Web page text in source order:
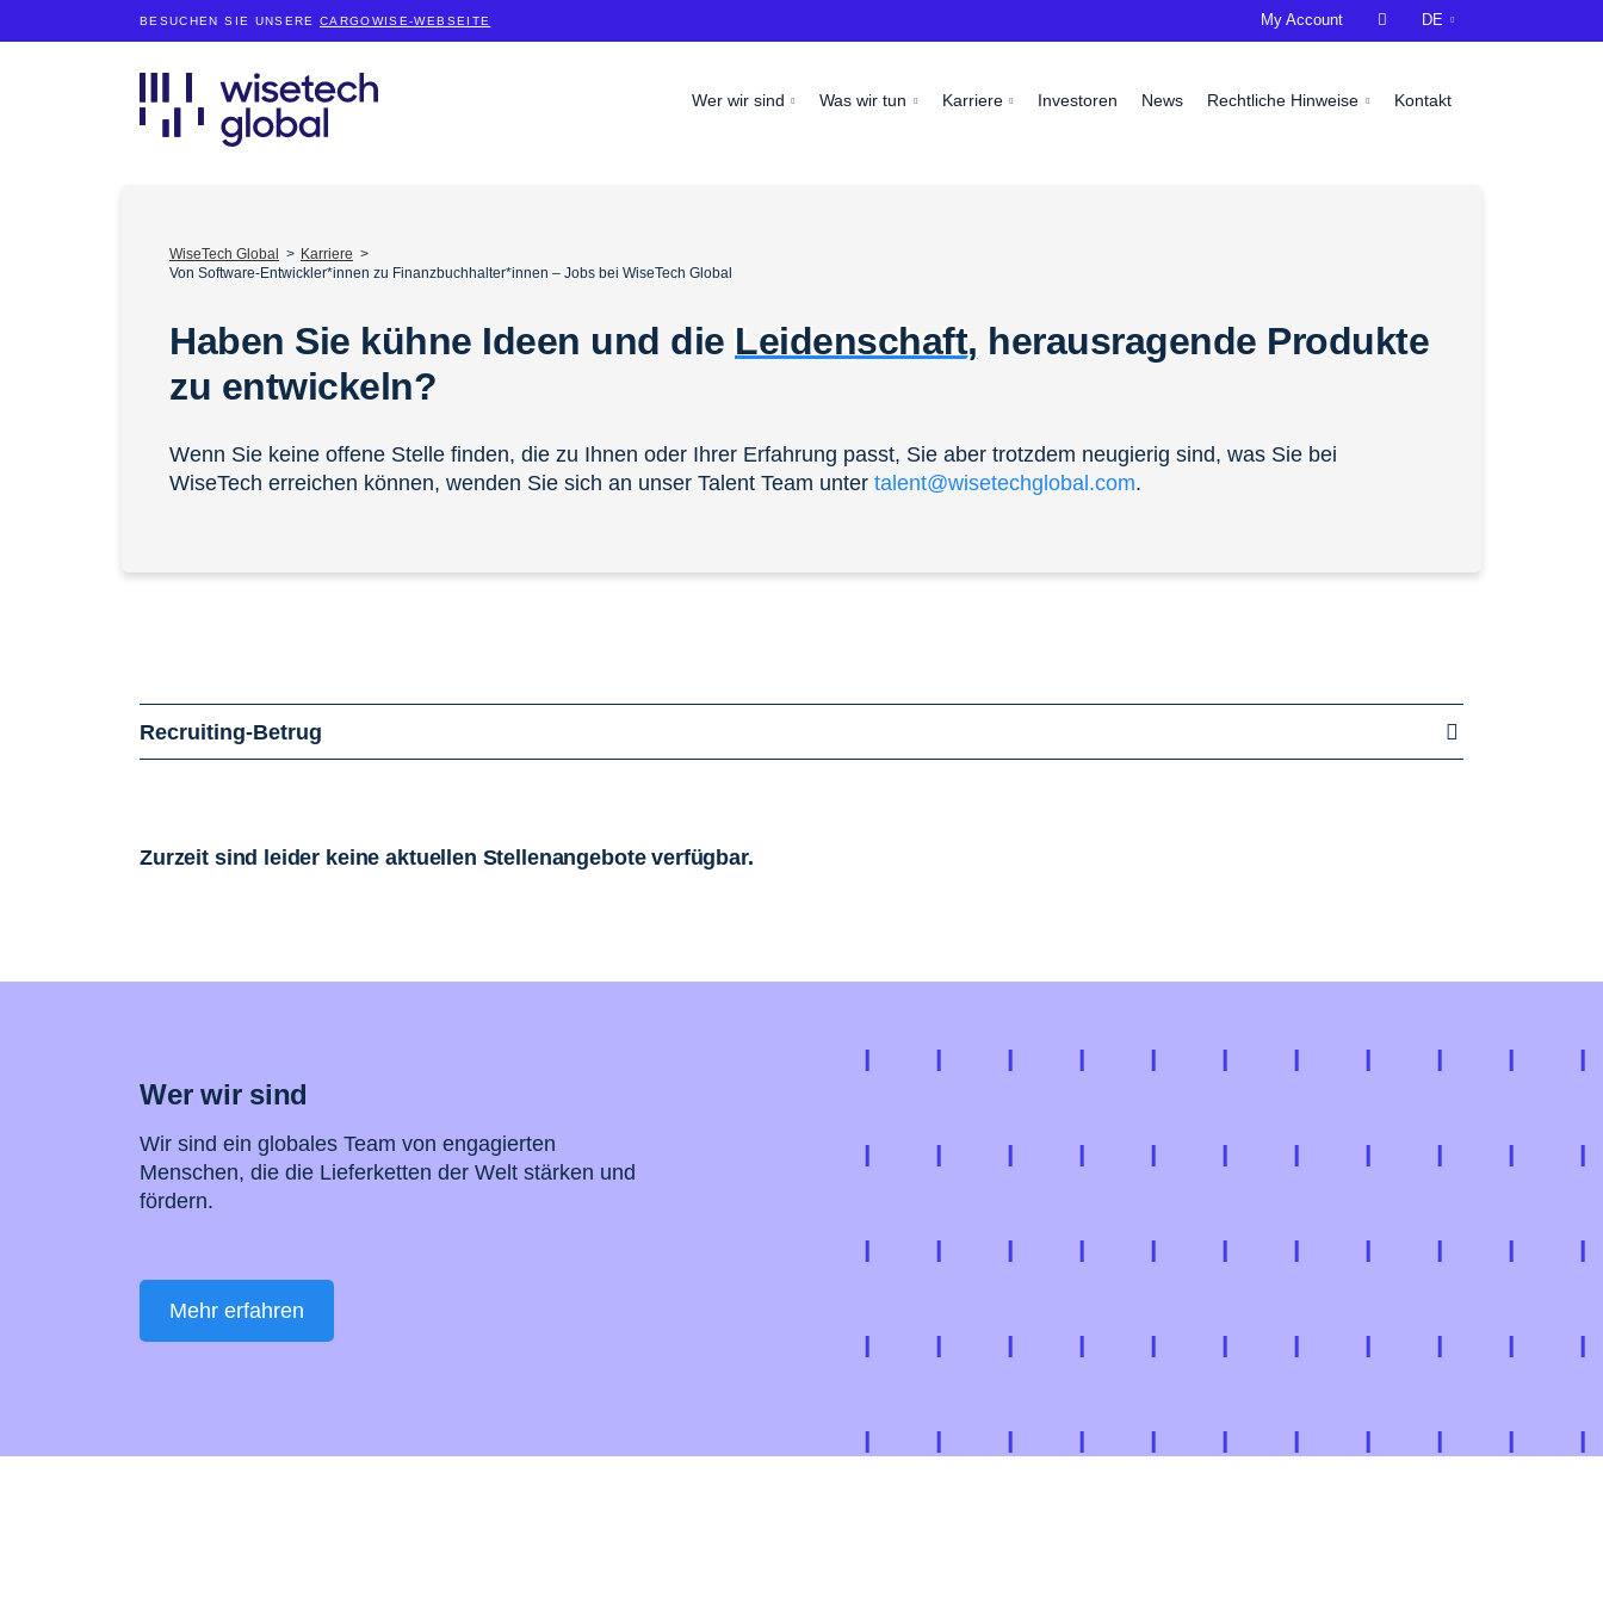
BESUCHEN SIE UNSERE CARGOWISE-WEBSEITE
Wer wir sind Was wir tun Karriere Investoren News Rechtliche Hinweise Kontakt
My Account  DE
WiseTech Global
Karriere
Von Software-Entwickler*innen zu Finanzbuchhalter*innen – Jobs bei WiseTech Global
Haben Sie kühne Ideen und die Leidenschaft, herausragende Produkte
zu entwickeln?
Wenn Sie keine offene Stelle finden, die zu Ihnen oder Ihrer Erfahrung passt, Sie aber trotzdem neugierig sind, was Sie bei
WiseTech erreichen können, wenden Sie sich an unser Talent Team unter talent@wisetechglobal.com.
Recruiting-Betrug
Zurzeit sind leider keine aktuellen Stellenangebote verfügbar.
Wer wir sind
Wir sind ein globales Team von engagierten
Menschen, die die Lieferketten der Welt stärken und
fördern.
Mehr erfahren